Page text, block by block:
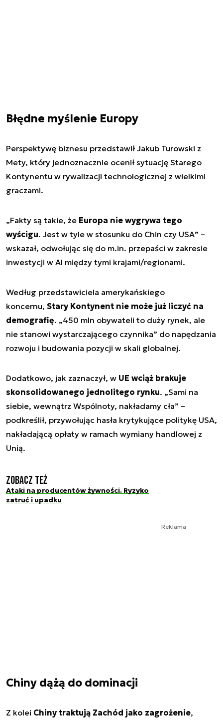
Błędne myślenie Europy
Perspektywę biznesu przedstawił Jakub Turowski z
Mety, który jednoznacznie ocenił sytuację Starego
Kontynentu w rywalizacji technologicznej z wielkimi
graczami.
„Fakty są takie, że Europa nie wygrywa tego
wyścigu. Jest w tyle w stosunku do Chin czy USA” –
wskazał, odwołując się do m.in. przepaści w zakresie
inwestycji w AI między tymi krajami/regionami.
Według przedstawiciela amerykańskiego
koncernu, Stary Kontynent nie może już liczyć na
demografię. „450 mln obywateli to duży rynek, ale
nie stanowi wystarczającego czynnika” do napędzania
rozwoju i budowania pozycji w skali globalnej.
Dodatkowo, jak zaznaczył, w UE wciąż brakuje
skonsolidowanego jednolitego rynku. „Sami na
siebie, wewnątrz Wspólnoty, nakładamy cła” –
podkreślił, przywołując hasła krytykujące politykę USA,
nakładającą opłaty w ramach wymiany handlowej z
Unią.
Zobacz też
Ataki na producentów żywności. Ryzyko
zatruć i upadku
Reklama
Chiny dążą do dominacji
Z kolei Chiny traktują Zachód jako zagrożenie,